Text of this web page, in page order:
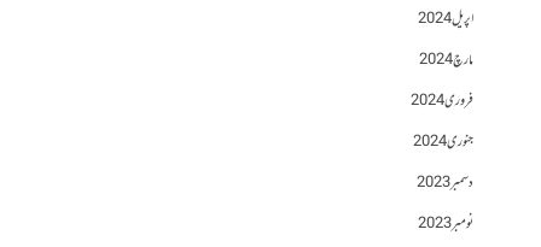
اپریل 2024
مارچ 2024
فروری 2024
جنوری 2024
دسمبر 2023
نومبر 2023